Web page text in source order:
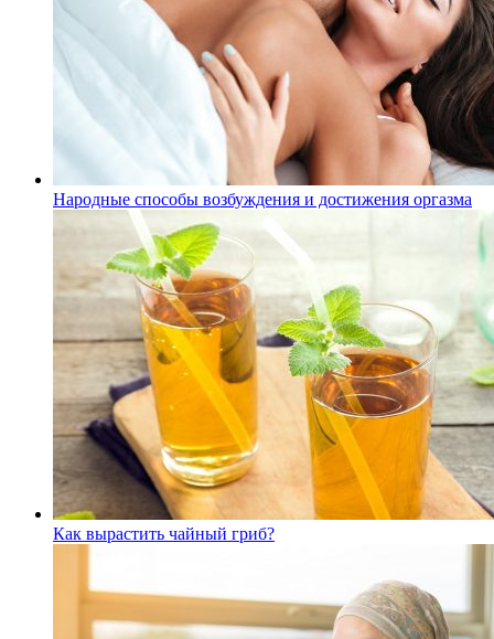
Народные способы возбуждения и достижения оргазма
Как вырастить чайный гриб?